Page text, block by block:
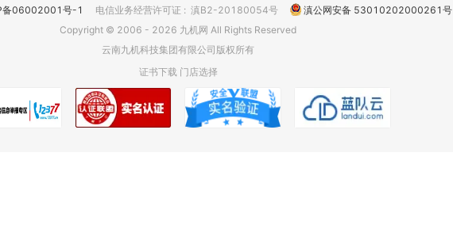
备06002001号-1
电信业务经营许可证 : 滇B2-20180054号
滇公网安备 53010202000261号
Copyright © 2006 - 2026 九机网 All Rights Reserved
云南九机科技集团有限公司版权所有
证书下载 门店选择